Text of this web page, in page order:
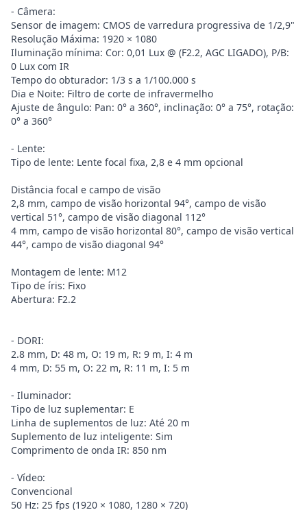
- Câmera:
Sensor de imagem: CMOS de varredura progressiva de 1/2,9"
Resolução Máxima: 1920 × 1080
Iluminação mínima: Cor: 0,01 Lux @ (F2.2, AGC LIGADO), P/B:
0 Lux com IR
Tempo do obturador: 1/3 s a 1/100.000 s
Dia e Noite: Filtro de corte de infravermelho
Ajuste de ângulo: Pan: 0° a 360°, inclinação: 0° a 75°, rotação:
0° a 360°
- Lente:
Tipo de lente: Lente focal fixa, 2,8 e 4 mm opcional
Distância focal e campo de visão
2,8 mm, campo de visão horizontal 94°, campo de visão
vertical 51°, campo de visão diagonal 112°
4 mm, campo de visão horizontal 80°, campo de visão vertical
44°, campo de visão diagonal 94°
Montagem de lente: M12
Tipo de íris: Fixo
Abertura: F2.2
- DORI:
2.8 mm, D: 48 m, O: 19 m, R: 9 m, I: 4 m
4 mm, D: 55 m, O: 22 m, R: 11 m, I: 5 m
- Iluminador:
Tipo de luz suplementar: E
Linha de suplementos de luz: Até 20 m
Suplemento de luz inteligente: Sim
Comprimento de onda IR: 850 nm
- Vídeo:
Convencional
50 Hz: 25 fps (1920 × 1080, 1280 × 720)